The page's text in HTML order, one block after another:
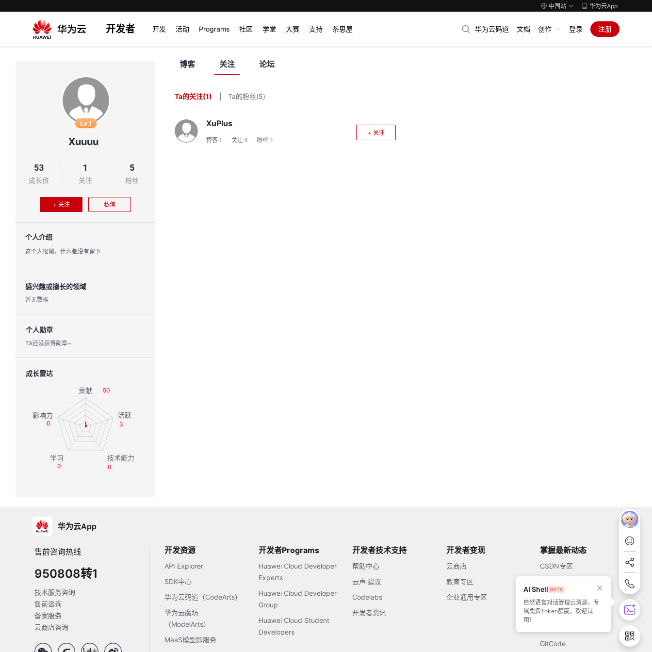
中国站 华为云App
开发者 开发 活动 Programs 社区 学堂 大赛 支持 茶思屋 华为云码道 文档 创作 登录 注册
Lv.1
Xuuuu
53
成长值
1
关注
5
粉丝
+ 关注 私信
个人介绍
这个人很懒，什么都没有留下
感兴趣或擅长的领域
暂无数据
个人勋章
TA还没获得勋章~
成长雷达
50
3
0
0
0
博客 关注 论坛
Ta的关注(1) Ta的粉丝(5)
XuPlus
博客 1 关注 0 粉丝 3
+ 关注
华为云App
售前咨询热线
950808转1
技术服务咨询
售前咨询
备案服务
云商店咨询
开发资源
API Explorer
SDK中心
华为云码道（CodeArts）
华为云魔坊
（ModelArts）
MaaS模型即服务
开发者Programs
Huawei Cloud Developer
Experts
Huawei Cloud Developer
Group
Huawei Cloud Student
Developers
开发者技术支持
帮助中心
云声·建议
Codelabs
开发者资讯
开发者变现
云商店
教育专区
企业通用专区
掌握最新动态
CSDN专区
51CTO
GitCode
AI Shell
自然语言对话管理云资源，专
属免费Token额度，欢迎试
用！